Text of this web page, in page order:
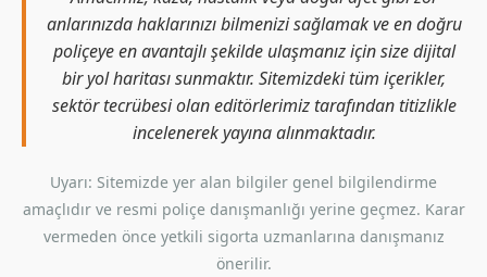
anlarınızda haklarınızı bilmenizi sağlamak ve en doğru
poliçeye en avantajlı şekilde ulaşmanız için size dijital
bir yol haritası sunmaktır. Sitemizdeki tüm içerikler,
sektör tecrübesi olan editörlerimiz tarafından titizlikle
incelenerek yayına alınmaktadır.
Uyarı: Sitemizde yer alan bilgiler genel bilgilendirme
amaçlıdır ve resmi poliçe danışmanlığı yerine geçmez. Karar
vermeden önce yetkili sigorta uzmanlarına danışmanız
önerilir.